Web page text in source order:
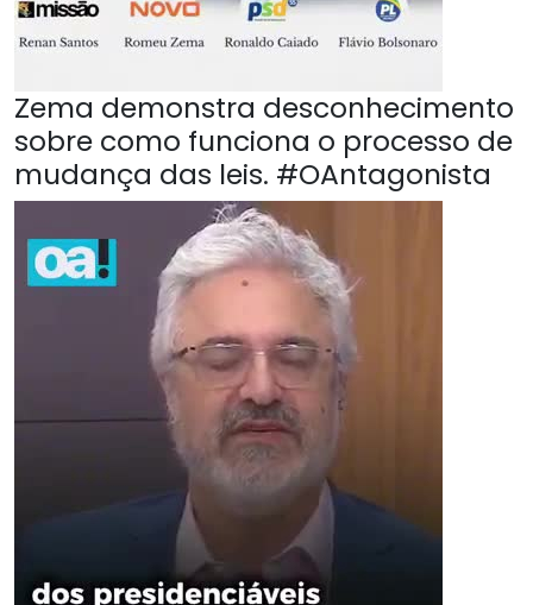
Zema demonstra desconhecimento
sobre como funciona o processo de
mudança das leis. #OAntagonista